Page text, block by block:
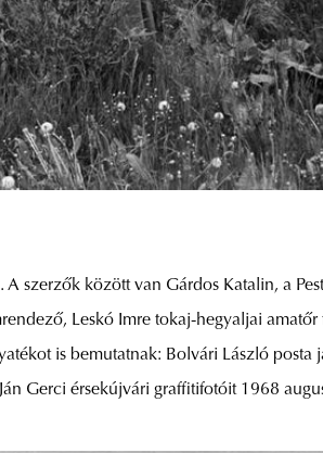
szerzők között van Gárdos Katalin, a
Leskó Imre tokaj-hegyaljai amatőr
is bemutatnak: Bolvári László posta
Gerci érsekújvári graffitifotóit 1968